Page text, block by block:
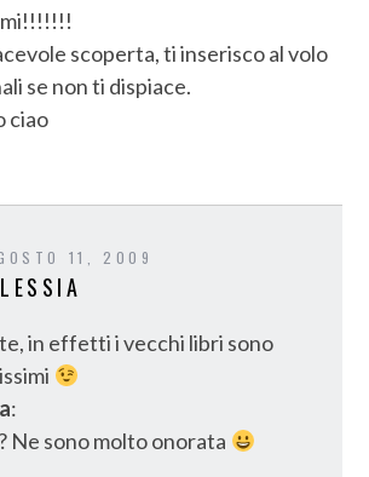
scoperta, ti inserisco al volo
se non ti dispiace.
ciao
11, 2009
in effetti i vecchi libri sono
:
Ne sono molto onorata